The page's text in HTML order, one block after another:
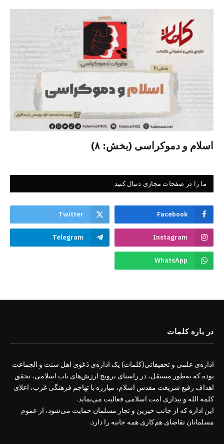
اسلام و دموکراسی (بخش: ۸)
ما را در صفحات مجازی دنبال کنید
Facebook
Twitter
Instagram
Telegram
WhatsApp
در باره کلمات
اداره‌ی علمی و تحقیقاتی(کلمات) یک اداره‌ی دَعَوی اهل سنت و الجماعت
بوده که به‌طور مستقل، در راستای ترویج ارزش‌های ناب اسلامی، تحقق
اهداف رفیع شریعت مقدس اسلام، مبارزه با تهاجم فرهنگی غرب، اعلای
کلمة الله و بیداری امت اسلامی فعالیت می‌نماید.
این اداره که از جانب خیرین و تجار مسلمان حمایت می‌شود، از عموم
مسلمانان تقاضای هم‌کاری همه جانبه را دارد.